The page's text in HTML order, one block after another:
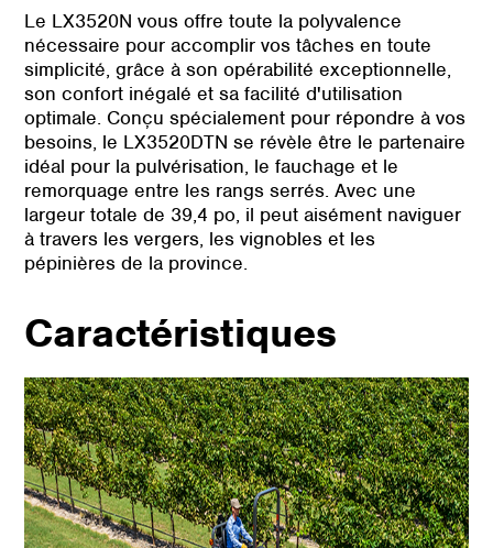
Le LX3520N vous offre toute la polyvalence
nécessaire pour accomplir vos tâches en toute
simplicité, grâce à son opérabilité exceptionnelle,
son confort inégalé et sa facilité d'utilisation
optimale. Conçu spécialement pour répondre à vos
besoins, le LX3520DTN se révèle être le partenaire
idéal pour la pulvérisation, le fauchage et le
remorquage entre les rangs serrés. Avec une
largeur totale de 39,4 po, il peut aisément naviguer
à travers les vergers, les vignobles et les
pépinières de la province.
Caractéristiques